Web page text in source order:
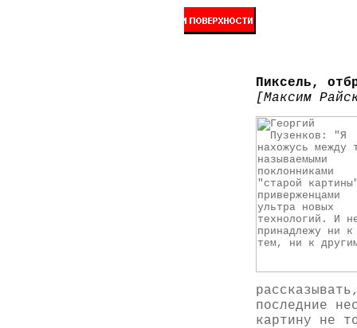
Пиксель,
[Максим
последние
картину не